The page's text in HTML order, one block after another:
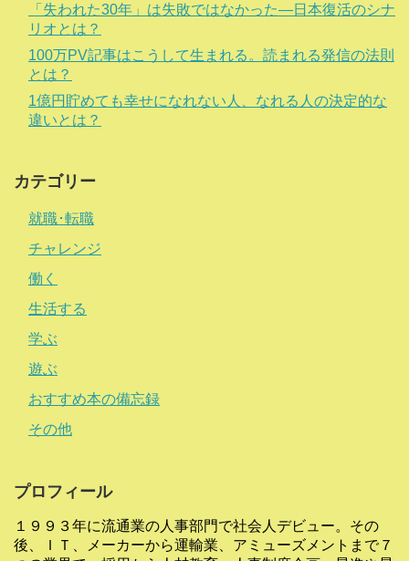
「失われた30年」は失敗ではなかった―日本復活のシナ
リオとは？
100万PV記事はこうして生まれる。読まれる発信の法則
とは？
1億円貯めても幸せになれない人、なれる人の決定的な
違いとは？
カテゴリー
就職･転職
チャレンジ
働く
生活する
学ぶ
遊ぶ
おすすめ本の備忘録
その他
プロフィール
１９９３年に流通業の人事部門で社会人デビュー。その
後、ＩＴ、メーカーから運輸業、アミューズメントまで７